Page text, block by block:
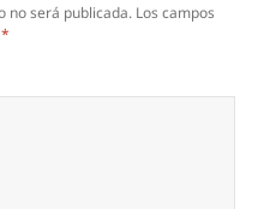
no será publicada. Los campos
*